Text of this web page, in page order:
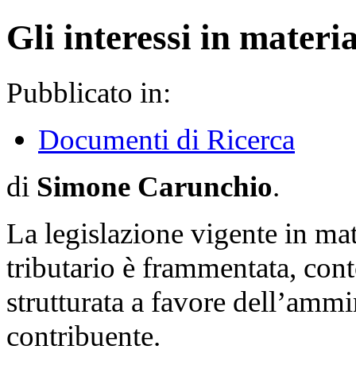
Gli interessi in
Pubblicato in:
Documenti di Ricerca
di Simone Carunchio.
La legislazione vigente in
tributario è frammentata,
strutturata a favore
contribuente.